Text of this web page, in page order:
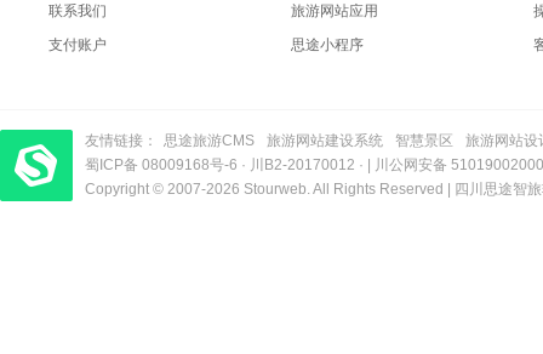
联系我们
支付账户
旅游网站应用
思途小程序
友情链接： 思途旅游CMS 旅游网站建设系统 智慧景区
旅游网站设
梦旅程酒店管理系统
​| 运营支持：创旅云营销​
蜀ICP备 08009168号-6 · 川B2-20170012 · |
川公网安备
Copyright © 2007-2026 Stourweb. All Rights Reserved | 四川思途智